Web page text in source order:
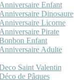
Enfant
Dinosaure
Licorne
Pirate
Enfant
Adulte
Saint Valentin
de Pâques